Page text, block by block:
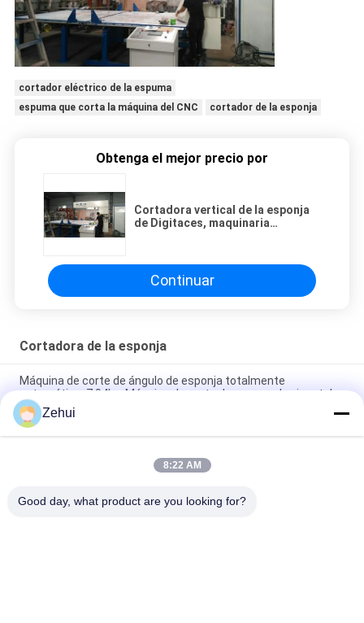
cortador eléctrico de la espuma
espuma que corta la máquina del CNC
cortador de la esponja
Obtenga el mejor precio por
Cortadora vertical de la esponja
de Digitaces, maquinaria
esponja
Continuar
Cortadora de la esponja
Máquina de corte de ángulo de esponja totalmente
automática, 7,94kw Máquina de corte de espuma horizontal
Cortadora de modelado manual del contorno de la esponja de
la PU para cortar el Special - espuma formada
Espuma de EPE/máquina del corte por bloques de la esponja
Zehui
8:22 AM
Good day, what product are you looking for?